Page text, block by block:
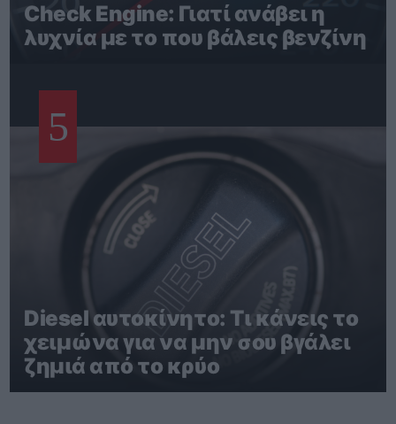
Check Engine: Γιατί ανάβει η
λυχνία με το που βάλεις βενζίνη
5
Diesel αυτοκίνητο: Τι κάνεις το
χειμώνα για να μην σου βγάλει
ζημιά από το κρύο